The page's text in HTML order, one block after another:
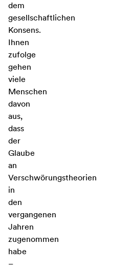
dem
gesellschaftlichen
Konsens.
Ihnen
zufolge
gehen
viele
Menschen
davon
aus,
dass
der
Glaube
an
Verschwörungstheorien
in
den
vergangenen
Jahren
zugenommen
habe
–